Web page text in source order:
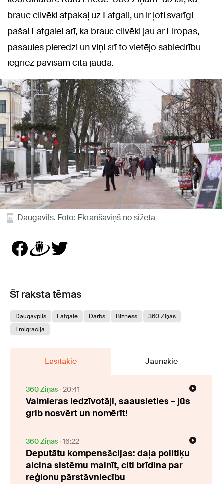
brauc cilvēki atpakaļ uz Latgali, un ir ļoti svarīgi
pašai Latgalei arī, ka brauc cilvēki jau ar Eiropas,
pasaules pieredzi un viņi arī to vietējo sabiedrību
iegriež pavisam citā jaudā.
Daugavils. Foto: Ekrānšāviņš no sižeta
Šī raksta tēmas
Daugavpils Latgale Darbs Bizness
360 Ziņas
Emigrācija
Lasītākie Jaunākie
360 Ziņas 20:41
Valmieras iedzīvotāji, saausieties – jūs
grib nosvērt un nomērīt!
360 Ziņas 16:22
Deputātu kompensācijas: daļa politiķu
aicina sistēmu mainīt, citi brīdina par
reģionu pārstāvniecību